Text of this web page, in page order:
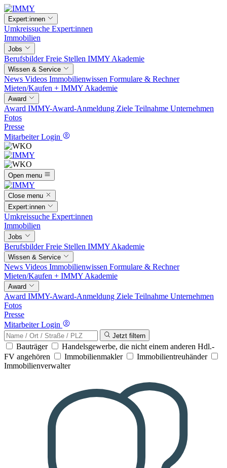
Expert:innen
Umkreissuche Expert:innen
Immobilien
Jobs
BerufsbilderFreie Stellen IMMY Akademie
Wissen & Service
News Videos Immobilienwissen Formulare & Rechner
Mieten/Kaufen + IMMY Akademie
Award
Award IMMY-Award-Anmeldung Ziele Teilnahme Unternehmen
Fotos
Presse
Mitarbeiter Login
Open menu
Close menu
Expert:innen
Umkreissuche Expert:innen
Immobilien
Jobs
BerufsbilderFreie Stellen IMMY Akademie
Wissen & Service
News Videos Immobilienwissen Formulare & Rechner
Mieten/Kaufen + IMMY Akademie
Award
Award IMMY-Award-Anmeldung Ziele Teilnahme Unternehmen
Fotos
Presse
Mitarbeiter Login
Jetzt filtern
Bauträger
Handelsgewerbe, die nicht einem anderen Hdl.-
FV angehören
Immobilienmakler
Immobilientreuhänder
Immobilienverwalter